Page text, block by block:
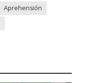
Aprehensión